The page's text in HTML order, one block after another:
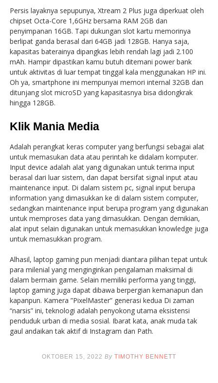
Persis layaknya sepupunya, Xtream 2 Plus juga diperkuat oleh
chipset Octa-Core 1,6GHz bersama RAM 2GB dan
penyimpanan 16GB. Tapi dukungan slot kartu memorinya
berlipat ganda berasal dari 64GB jadi 128GB. Hanya saja,
kapasitas baterainya dipangkas lebih rendah lagi jadi 2.100
mAh. Hampir dipastikan kamu butuh ditemani power bank
untuk aktivitas di luar tempat tinggal kala menggunakan HP ini.
Oh ya, smartphone ini mempunyai memori internal 32GB dan
ditunjang slot microSD yang kapasitasnya bisa didongkrak
hingga 128GB.
Klik Mania Media
Adalah perangkat keras computer yang berfungsi sebagai alat
untuk memasukan data atau perintah ke didalam komputer.
Input device adalah alat yang digunakan untuk terima input
berasal dari luar sistem, dan dapat bersifat signal input atau
maintenance input. Di dalam sistem pc, signal input berupa
information yang dimasukkan ke di dalam sistem computer,
sedangkan maintenance input berupa program yang digunakan
untuk memproses data yang dimasukkan. Dengan demikian,
alat input selain digunakan untuk memasukkan knowledge juga
untuk memasukkan program.
Alhasil, laptop gaming pun menjadi diantara pilihan tepat untuk
para milenial yang menginginkan pengalaman maksimal di
dalam bermain game. Selain memiliki performa yang tinggi,
laptop gaming juga dapat dibawa berpergian kemanapun dan
kapanpun. Kamera ”PixelMaster” generasi kedua Di zaman
“narsis” ini, teknologi adalah penyokong utama eksistensi
penduduk urban di media sosial. Ibarat kata, anak muda tak
gaul andaikan tak aktif di Instagram dan Path.
OKTOBER 15, 2022 By TIMOTHY BENNETT